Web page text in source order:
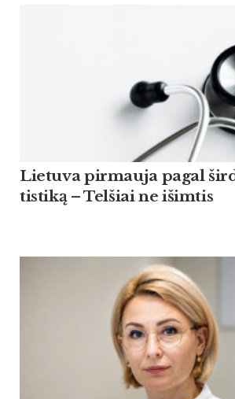
Lie­tu­va pir­mau­ja pagal
tis­ti­ką – Tel­šiai ne išim­tis